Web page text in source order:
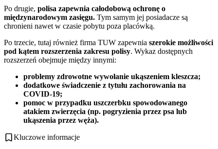
Po drugie, polisa zapewnia całodobową ochronę o
międzynarodowym zasięgu. Tym samym jej posiadacze są
chronieni nawet w czasie pobytu poza placówką.
Po trzecie, tutaj również firma TUW zapewnia szerokie możliwości
pod kątem rozszerzenia zakresu polisy. Wykaz dostępnych
rozszerzeń obejmuje między innymi:
problemy zdrowotne wywołanie ukąszeniem kleszcza;
dodatkowe świadczenie z tytułu zachorowania na
COVID-19;
pomoc w przypadku uszczerbku spowodowanego
atakiem zwierzęcia (np. pogryzienia przez psa lub
ukąszenia przez węża).
Kluczowe informacje